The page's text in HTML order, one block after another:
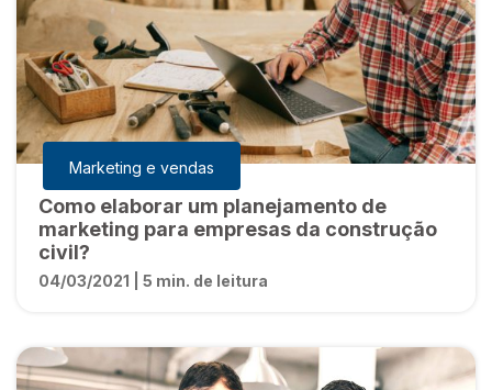
Marketing e vendas
Como elaborar um planejamento de
marketing para empresas da construção
civil?
04/03/2021 | 5 min. de leitura